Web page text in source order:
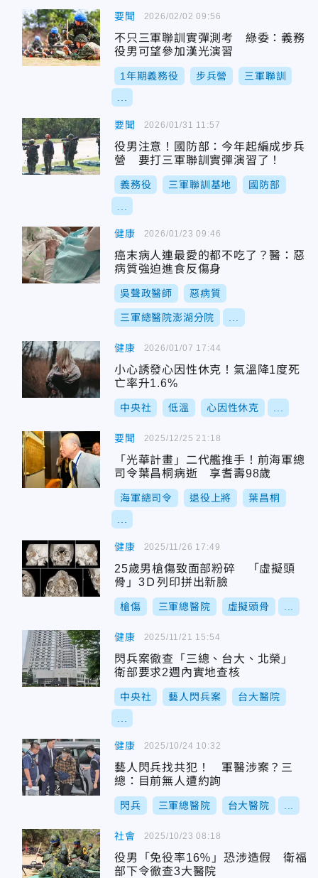
要聞
不只三軍聯訓實彈測考 綠委：義務
役男可望參加漢光演習
1年期義務役 步兵營 三軍聯訓
2026/02/02 09:56
要聞
役男注意！國防部：今年起編成步兵
營 要打三軍聯訓實彈演習了！
義務役 三軍聯訓基地 國防部
2026/01/31 11:57
健康
癌末病人連最愛的都不吃了？醫：惡
病質強迫進食反傷身
吳聲政醫師 惡病質
三軍總醫院澎湖分院
2026/01/23 09:46
健康
小心誘發心因性休克！氣溫降1度死
亡率升1.6%
中央社 低溫 心因性休克
2026/01/07 17:44
要聞
「光華計畫」二代艦推手！前海軍總
司令葉昌桐病逝 享耆壽98歲
海軍總司令 退役上將 葉昌桐
2025/12/25 21:18
健康
25歲男槍傷致面部粉碎 「虛擬頭
骨」3Ｄ列印拼出新臉
槍傷 三軍總醫院 虛擬頭骨
2025/11/26 17:49
健康
閃兵案徹查「三總、台大、北榮」
衛部要求2週內實地查核
中央社 藝人閃兵案 台大醫院
2025/11/21 15:54
健康
藝人閃兵找共犯！ 軍醫涉案？三
總：目前無人遭約詢
閃兵 三軍總醫院 台大醫院
2025/10/24 10:32
社會
役男「免役率16％」恐涉造假 衛福
部下令徹查3大醫院
2025/10/23 08:18